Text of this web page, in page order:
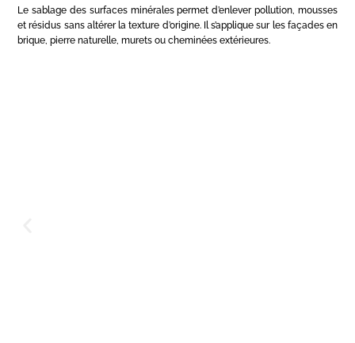
Le sablage des surfaces minérales permet d’enlever pollution, mousses
et résidus sans altérer la texture d’origine. Il s’applique sur les façades en
brique, pierre naturelle, murets ou cheminées extérieures.